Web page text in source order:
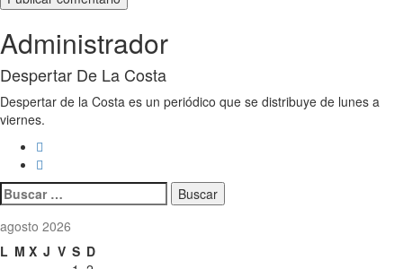
Administrador
Despertar De La Costa
Despertar de la Costa es un periódico que se distribuye de lunes a
viernes.
Buscar:
agosto 2026
L M X J V S D